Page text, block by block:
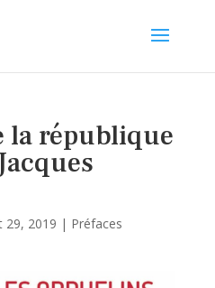
la république
29, 2019 | Préfaces